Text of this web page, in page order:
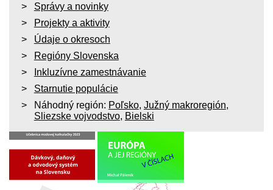
Správy a novinky
Projekty a aktivity
Údaje o okresoch
Regióny Slovenska
Inkluzívne zamestnávanie
Starnutie populácie
Náhodný región: Poľsko, Južný makroregión,
Sliezske vojvodstvo, Bielski